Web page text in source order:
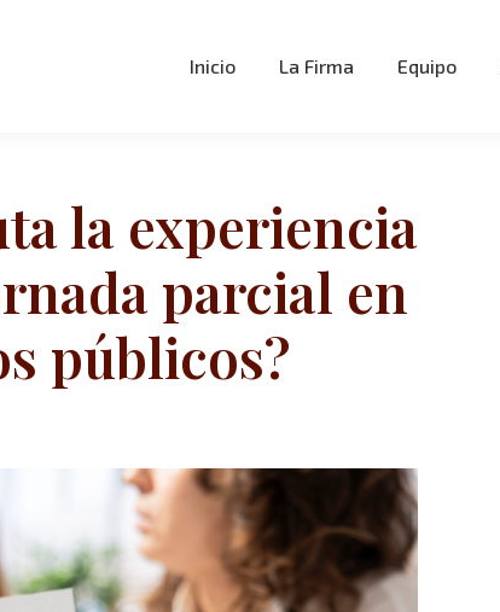
Inicio La Firma Equipo
la experiencia
parcial en
públicos?